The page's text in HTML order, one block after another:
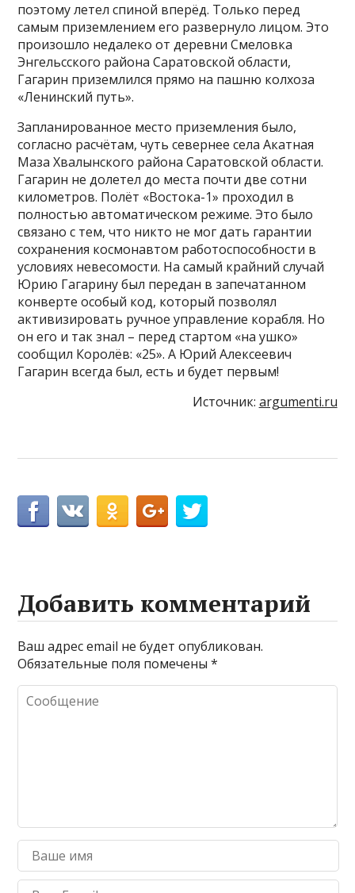
поэтому летел спиной вперёд. Только перед
самым приземлением его развернуло лицом. Это
произошло недалеко от деревни Смеловка
Энгельсского района Саратовской области,
Гагарин приземлился прямо на пашню колхоза
«Ленинский путь».
Запланированное место приземления было,
согласно расчётам, чуть севернее села Акатная
Маза Хвалынского района Саратовской области.
Гагарин не долетел до места почти две сотни
километров. Полёт «Востока-1» проходил в
полностью автоматическом режиме. Это было
связано с тем, что никто не мог дать гарантии
сохранения космонавтом работоспособности в
условиях невесомости. На самый крайний случай
Юрию Гагарину был передан в запечатанном
конверте особый код, который позволял
активизировать ручное управление корабля. Но
он его и так знал – перед стартом «на ушко»
сообщил Королёв: «25». А Юрий Алексеевич
Гагарин всегда был, есть и будет первым!
Источник: argumenti.ru
Добавить комментарий
Ваш адрес email не будет опубликован.
Обязательные поля помечены*